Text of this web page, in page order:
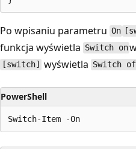
Po wpisaniu parametru On
funkcja wyświetla Switch on
[switch] wyświetla Switch
PowerShell